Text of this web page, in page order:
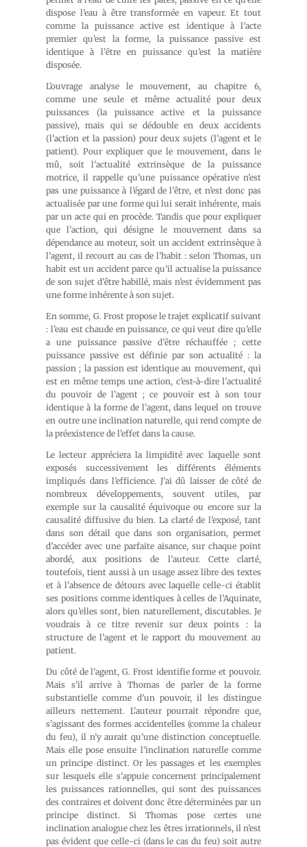
dispose l’eau à être transformée en vapeur. Et tout
comme la puissance active est identique à l’acte
premier qu’est la forme, la puissance passive est
identique à l’être en puissance qu’est la matière
disposée.
L’ouvrage analyse le mouvement, au chapitre 6,
comme une seule et même actualité pour deux
puissances (la puissance active et la puissance
passive), mais qui se dédouble en deux accidents
(l’action et la passion) pour deux sujets (l’agent et le
patient). Pour expliquer que le mouvement, dans le
mû, soit l’actualité extrinsèque de la puissance
motrice, il rappelle qu’une puissance opérative n’est
pas une puissance à l’égard de l’être, et n’est donc pas
actualisée par une forme qui lui serait inhérente, mais
par un acte qui en procède. Tandis que pour expliquer
que l’action, qui désigne le mouvement dans sa
dépendance au moteur, soit un accident extrinsèque à
l’agent, il recourt au cas de l’habit : selon Thomas, un
habit est un accident parce qu’il actualise la puissance
de son sujet d’être habillé, mais n’est évidemment pas
une forme inhérente à son sujet.
En somme, G. Frost propose le trajet explicatif suivant
: l’eau est chaude en puissance, ce qui veut dire qu’elle
a une puissance passive d’être réchauffée ; cette
puissance passive est définie par son actualité : la
passion ; la passion est identique au mouvement, qui
est en même temps une action, c’est-à-dire l’actualité
du pouvoir de l’agent ; ce pouvoir est à son tour
identique à la forme de l’agent, dans lequel on trouve
en outre une inclination naturelle, qui rend compte de
la préexistence de l’effet dans la cause.
Le lecteur appréciera la limpidité avec laquelle sont
exposés successivement les différents éléments
impliqués dans l’efficience. J’ai dû laisser de côté de
nombreux développements, souvent utiles, par
exemple sur la causalité équivoque ou encore sur la
causalité diffusive du bien. La clarté de l’exposé, tant
dans son détail que dans son organisation, permet
d’accéder avec une parfaite aisance, sur chaque point
abordé, aux positions de l’auteur. Cette clarté,
toutefois, tient aussi à un usage assez libre des textes
et à l’absence de détours avec laquelle celle-ci établit
ses positions comme identiques à celles de l’Aquinate,
alors qu’elles sont, bien naturellement, discutables. Je
voudrais à ce titre revenir sur deux points : la
structure de l’agent et le rapport du mouvement au
patient.
Du côté de l’agent, G. Frost identifie forme et pouvoir.
Mais s’il arrive à Thomas de parler de la forme
substantielle comme d’un pouvoir, il les distingue
ailleurs nettement. L’auteur pourrait répondre que,
s’agissant des formes accidentelles (comme la chaleur
du feu), il n’y aurait qu’une distinction conceptuelle.
Mais elle pose ensuite l’inclination naturelle comme
un principe distinct. Or les passages et les exemples
sur lesquels elle s’appuie concernent principalement
les puissances rationnelles, qui sont des puissances
des contraires et doivent donc être déterminées par un
principe distinct. Si Thomas pose certes une
inclination analogue chez les êtres irrationnels, il n’est
pas évident que celle-ci (dans le cas du feu) soit autre